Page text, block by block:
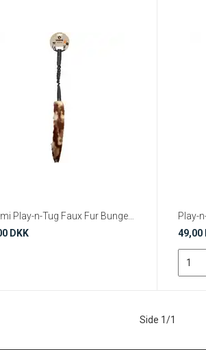
DKK
Play-
49,00
Side 1/1